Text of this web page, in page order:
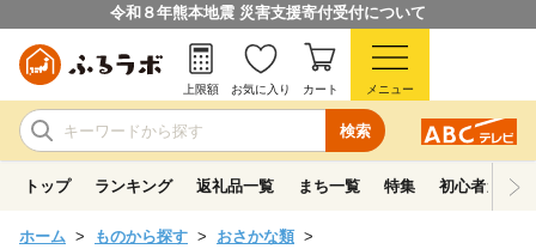
令和８年熊本地震 災害支援寄付受付について
検索
上限額 お気に入り カート メニュー
トップ ランキング 返礼品一覧 まち一覧 特集 初心者ガイド
ホーム ものから探す
おさかな類